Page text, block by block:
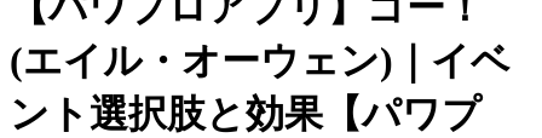
(エイル・オーウェン)｜イベ
ント選択肢と効果【パワプ